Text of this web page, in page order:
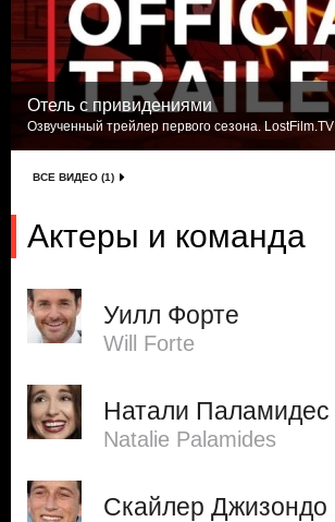
Отель с привидениями
Озвученный трейлер первого сезона. LostFilm.TV
ВСЕ ВИДЕО (1)
Актеры и команда
Уилл Форте
Will Forte
Натали Паламидес
Natalie Palamides
Скайлер Джизондо